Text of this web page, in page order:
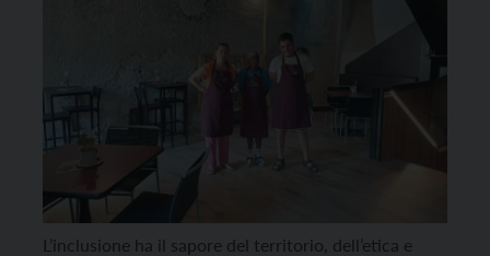
L’inclusione ha il sapore del territorio, dell’etica e